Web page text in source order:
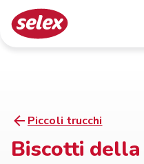
Piccoli trucchi
Biscotti